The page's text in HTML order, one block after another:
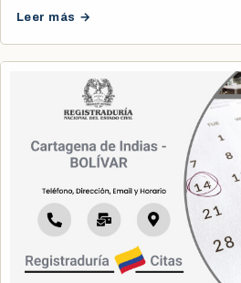
Leer más →